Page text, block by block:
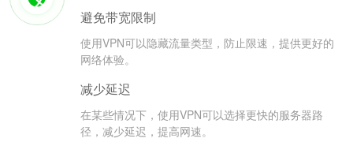
避免带宽限制
使用VPN可以隐藏流量类型，防止限速，提供更好的
网络体验。
减少延迟
在某些情况下，使用VPN可以选择更快的服务器路
径，减少延迟，提高网速。